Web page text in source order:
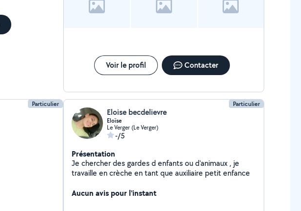
Voir le profil Contacter
Particulier Particulier
Eloise becdelievre
Eloïse
Le Verger (Le Verger)
-/5
Présentation
Je chercher des gardes d enfants ou d'animaux , je
travaille en crèche en tant que auxiliaire petit enfance
Aucun avis pour l'instant